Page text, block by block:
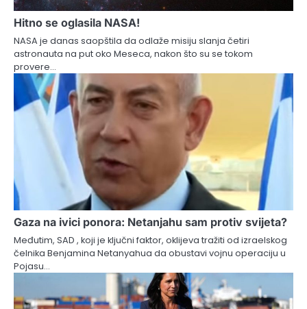
Hitno se oglasila NASA!
NASA je danas saopštila da odlaže misiju slanja četiri
astronauta na put oko Meseca, nakon što su se tokom
provere…
Gaza na ivici ponora: Netanjahu sam protiv svijeta?
Međutim, SAD , koji je ključni faktor, oklijeva tražiti od izraelskog
čelnika Benjamina Netanyahua da obustavi vojnu operaciju u
Pojasu…